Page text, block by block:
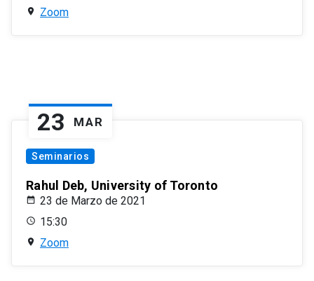
Zoom
23 MAR
Seminarios
Rahul Deb, University of Toronto
23 de Marzo de 2021
15:30
Zoom